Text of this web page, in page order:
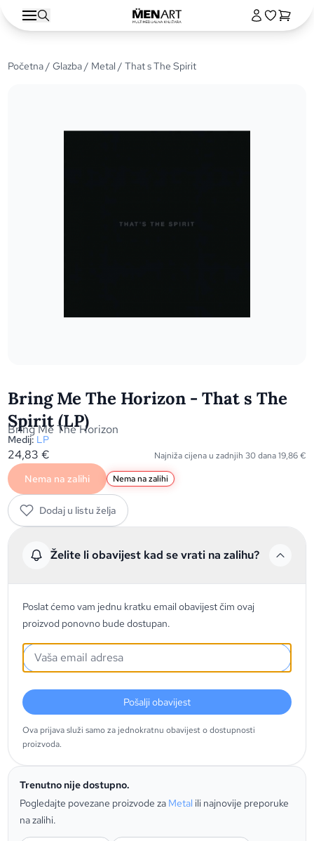
Početna/Glazba/ Metal / That s The Spirit
Bring Me The Horizon - That s The
Spirit (LP)
Bring Me The Horizon
Medij: LP
24,83€ Najniža cijena u zadnjih 30 dana19,86€
Nema na zalihi Nema na zalihi
Dodaj u listu želja
Želite li obavijest kad se vrati na zalihu?
Poslat ćemo vam jednu kratku email obavijest čim ovaj
proizvod ponovno bude dostupan.
Pošalji obavijest
Ova prijava služi samo za jednokratnu obavijest o dostupnosti
proizvoda.
Trenutno nije dostupno.
Pogledajte povezane proizvode za Metal ili najnovije preporuke
na zalihi.